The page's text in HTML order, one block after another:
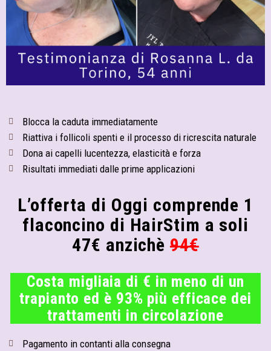
Blocca la caduta immediatamente
Riattiva i follicoli spenti e il processo di ricrescita naturale
Dona ai capelli lucentezza, elasticità e forza
Risultati immediati dalle prime applicazioni
L’offerta di Oggi comprende 1
flaconcino di HairStim a soli
47€ anzichè94€
Costa migliaia di € in meno di un
trapianto ed è 93% più efficace dei
trattamenti in circolazione
Pagamento in contanti alla consegna